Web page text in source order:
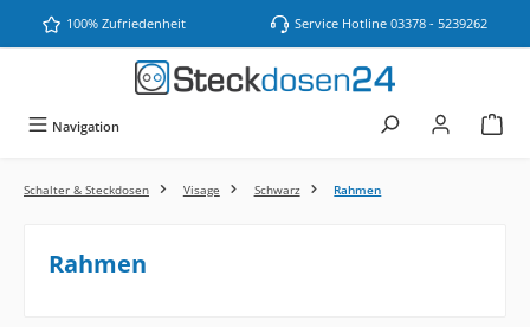
Zum Hauptinhalt springen
100% Zufriedenheit Service Hotline 03378 - 5239262
Navigation
Schalter & Steckdosen Visage Schwarz Rahmen
Rahmen